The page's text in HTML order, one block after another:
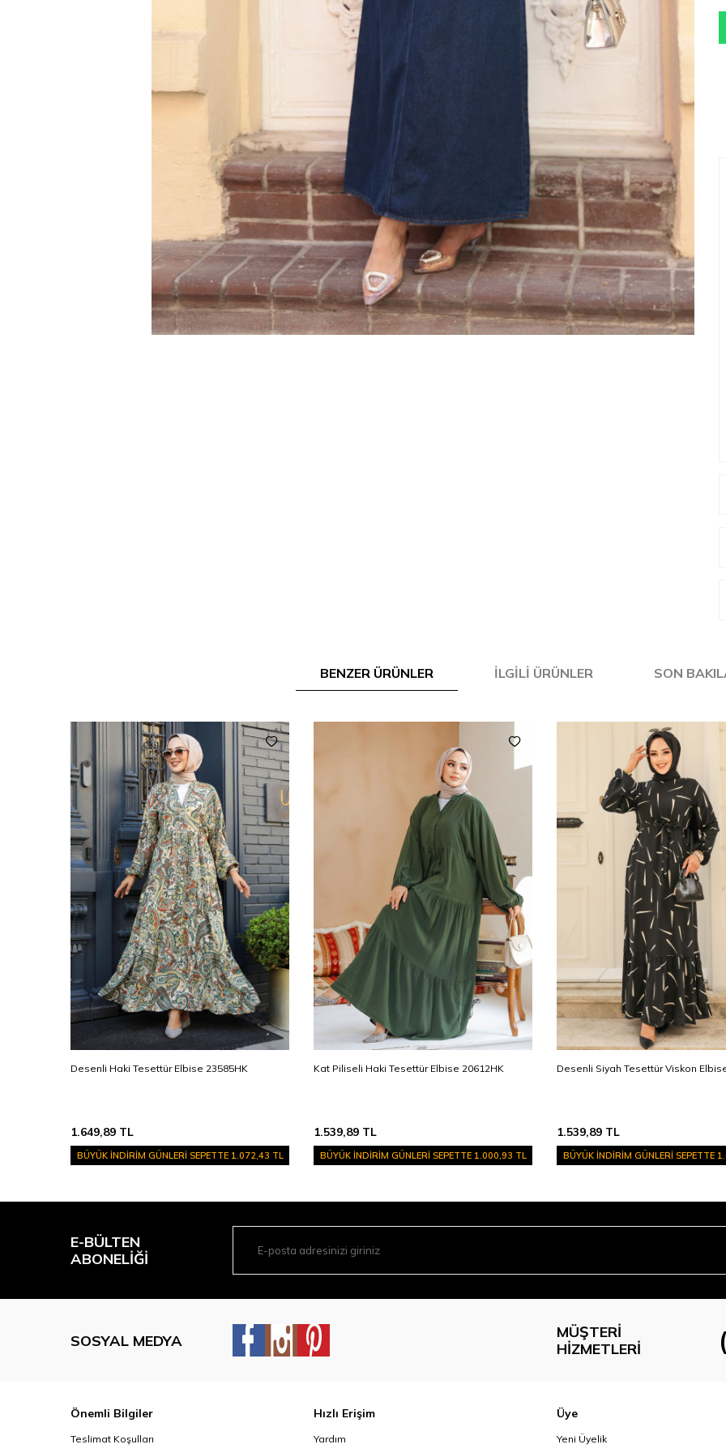
BENZER ÜRÜNLER İLGILI ÜRÜNLER SON
Kat Piliseli Haki Tesettür Elbise 20612HK
1.539,89 TL
BÜYÜK İNDİRİM GÜNLERİ SEPETTE 1.000,93 TL
Desenli Siyah Tesettür Viskon Elbise 23431S
1.539,89 TL
BÜYÜK İNDİRİM GÜNLERİ SEPETTE 1.000,93 TL
Kemerli Siyah Tesettür Elbise
1.539,89 TL
BÜYÜK İNDİRİM GÜNLERİ SEPETTE
E-BÜLTEN
ABONELIĞI
SOSYAL MEDYA
MÜŞTERI
HIZMETLERI
Önemli Bilgiler
Teslimat Koşulları
Hızlı Erişim
Yardım
Üye
Yeni Üyelik